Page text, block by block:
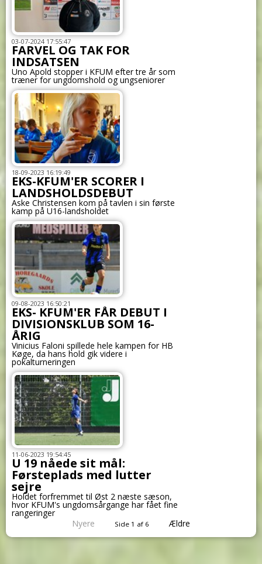
03-07-2024 17:55:47
FARVEL OG TAK FOR
INDSATSEN
Uno Apold stopper i KFUM efter tre år som
træner for ungdomshold og ungseniorer
18-09-2023 16:19:49
EKS-KFUM'ER SCORER I
LANDSHOLDSDEBUT
Aske Christensen kom på tavlen i sin første
kamp på U16-landsholdet
09-08-2023 16:50:21
EKS- KFUM'ER FÅR DEBUT I
DIVISIONSKLUB SOM 16-
ÅRIG
Vinicius Faloni spillede hele kampen for HB
Køge, da hans hold gik videre i
pokalturneringen
11-06-2023 19:54:45
U 19 nåede sit mål:
Førsteplads med lutter
sejre
Holdet forfremmet til Øst 2 næste sæson,
hvor KFUM's ungdomsårgange har fået fine
rangeringer
Nyere
Side 1 af 6 Ældre